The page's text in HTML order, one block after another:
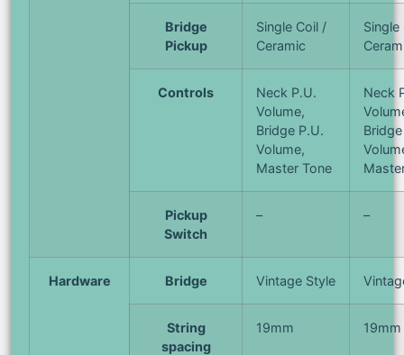
Bridge
Pickup
Single Coil /
Ceramic
Single
Controls
Neck P.U.
Volume,
Bridge P.U.
Volume,
Master Tone
Neck
Pickup
Switch
– –
Hardware Bridge Vintage Style
String
spacing
19mm 19mm